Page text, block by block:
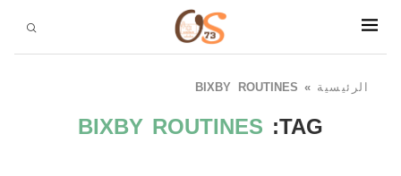
الرئيسية »
BIXBY ROUTINES
TAG:
BIXBY ROUTINES